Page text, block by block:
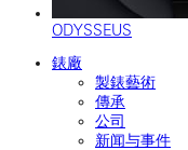
ODYSSEUS
錶廠
製錶藝術
傳承
公司
新闻与事件